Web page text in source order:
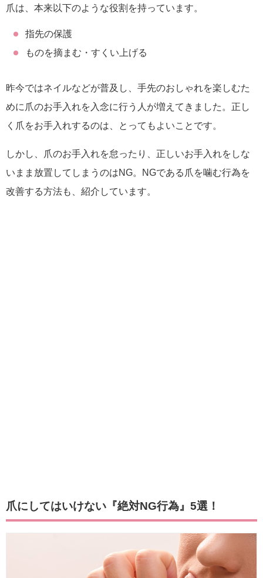
爪は、本来以下のような役割を持っています。
指先の保護
ものを摘まむ・すくい上げる
昨今ではネイルなどが普及し、手先のおしゃれを楽しむた
めに爪のお手入れを入念に行う人が増えてきました。正し
く爪をお手入れするのは、とってもよいことです。
しかし、爪のお手入れを怠ったり、正しいお手入れをしな
いまま放置してしまうのはNG。NGである爪を噛む行為を
改善する方法も、紹介しています。
爪にしてはいけない『絶対NG行為』5選！